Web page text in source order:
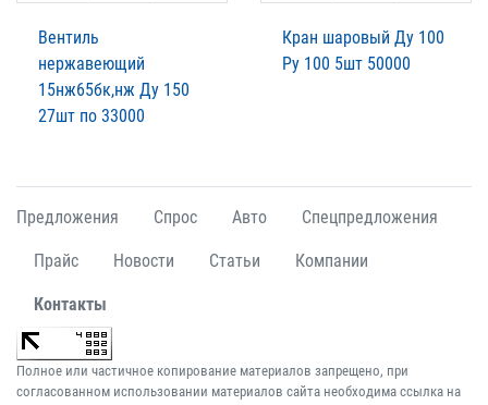
Вентиль
нержавеющий
15нж65бк,нж Ду 150
27шт по 33000
Кран шаровый Ду 100
Ру 100 5шт 50000
Предложения Спрос Авто Спецпредложения
Прайс Новости Статьи Компании
Контакты
Полное или частичное копирование материалов запрещено, при
согласованном использовании материалов сайта необходима ссылка на